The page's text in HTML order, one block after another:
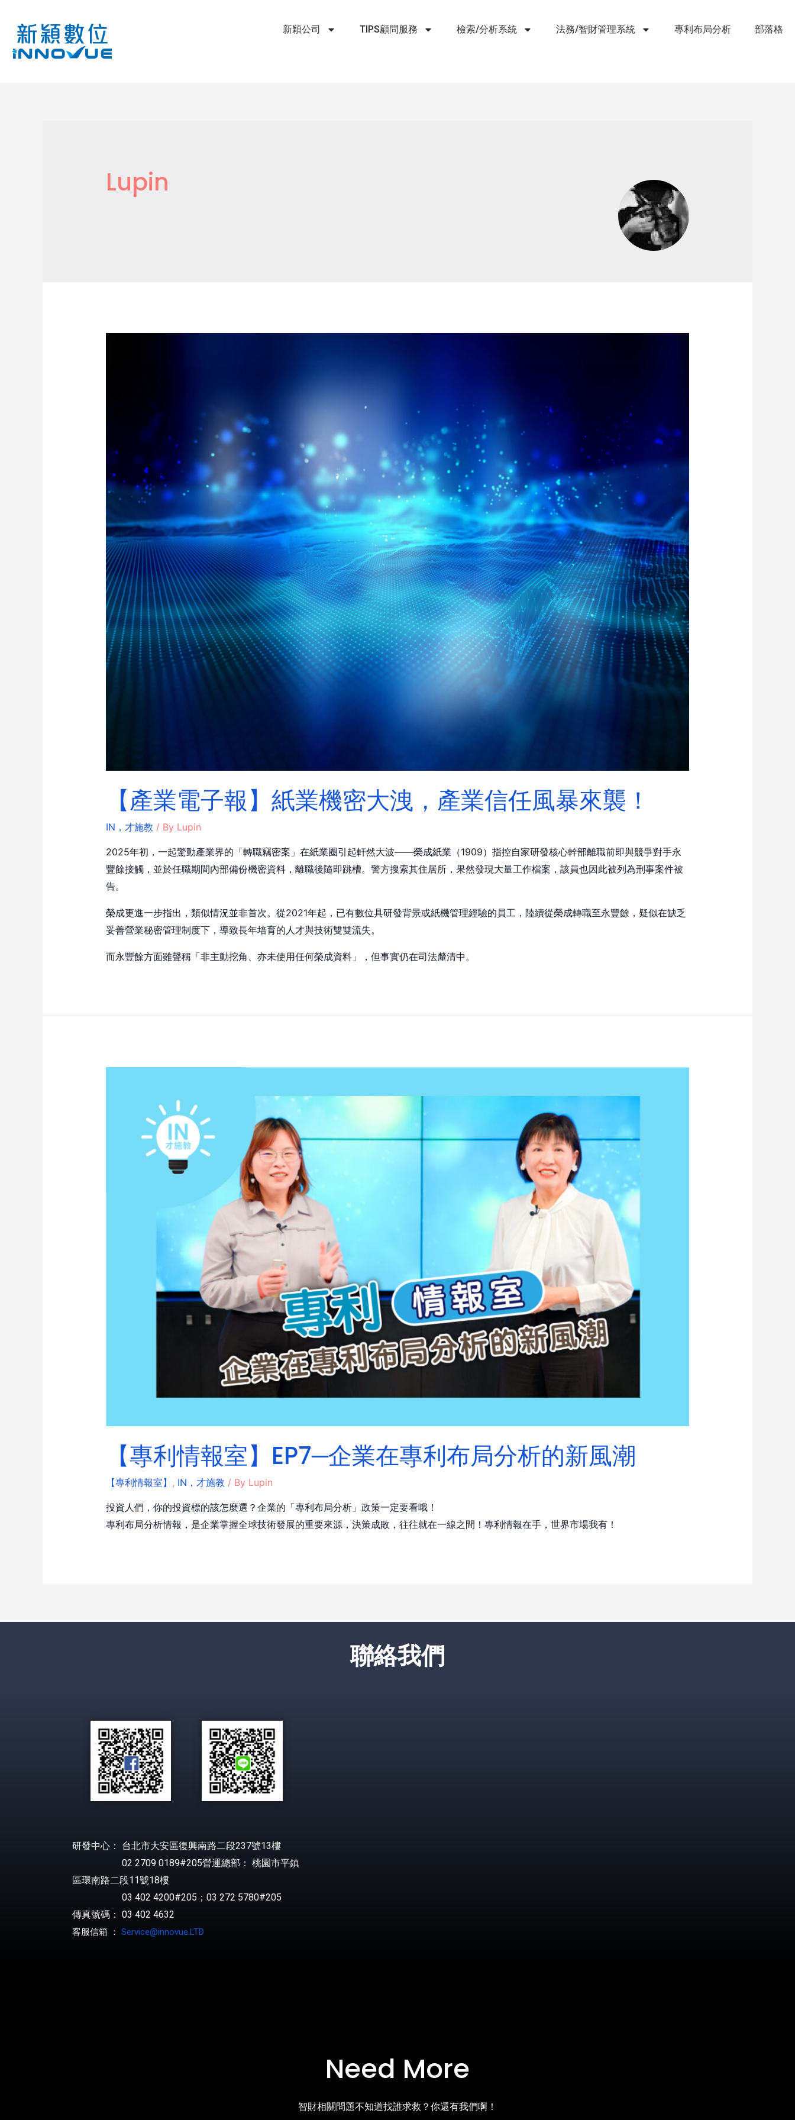
新穎公司 TIPS顧問服務 檢索/分析系統 法務/智財管理系統 專利布局分析 部落格
Lupin
【產業電子報】紙業機密大洩，產業信任風暴來襲！
IN，才施教 / By Lupin
2025年初，一起驚動產業界的「轉職竊密案」在紙業圈引起軒然大波——榮成紙業（1909）指控自家研發核心幹部離職前即與競爭對手永
豐餘接觸，並於任職期間內部備份機密資料，離職後隨即跳槽。警方搜索其住居所，果然發現大量工作檔案，該員也因此被列為刑事案件被
告。
榮成更進一步指出，類似情況並非首次。從2021年起，已有數位具研發背景或紙機管理經驗的員工，陸續從榮成轉職至永豐餘，疑似在缺乏
妥善營業秘密管理制度下，導致長年培育的人才與技術雙雙流失。
而永豐餘方面雖聲稱「非主動挖角、亦未使用任何榮成資料」，但事實仍在司法釐清中。
【專利情報室】EP7─企業在專利布局分析的新風潮
【專利情報室】 , IN，才施教 / By Lupin
投資人們，你的投資標的該怎麼選？企業的「專利布局分析」政策一定要看哦！
專利布局分析情報，是企業掌握全球技術發展的重要來源，決策成敗，往往就在一線之間！專利情報在手，世界市場我有！
聯絡我們
研發中心： 台北市大安區復興南路二段237號13樓
02 2709 0189#205營運總部： 桃園市平鎮
區環南路二段11號18樓
03 402 4200#205；03 272 5780#205
傳真號碼： 03 402 4632
客服信箱 ： Service@innovue.LTD
Need More
智財相關問題不知道找誰求救？你還有我們啊！